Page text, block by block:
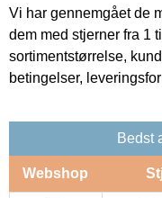
Vi har gennemgået de
dem med stjerner fra 1
sortimentstørrelse,
betingelser,
Bedst
Webshop